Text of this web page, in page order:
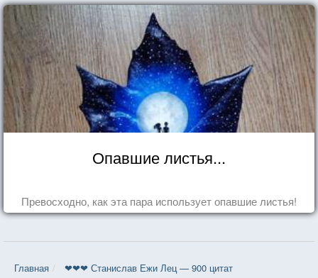
Опавшие листья...
Превосходно, как эта пара использует опавшие листья!
Главная ❤❤❤ Станислав Ежи Лец — 900 цитат